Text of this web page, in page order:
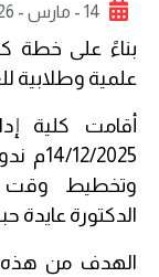
14 - مارس - 2026
بناءً على خطة
علمية وطلابية للعام
أقامت كلية
14/12/
وتخطيط وقت
الدكتورة عايدة
الهدف من هذه